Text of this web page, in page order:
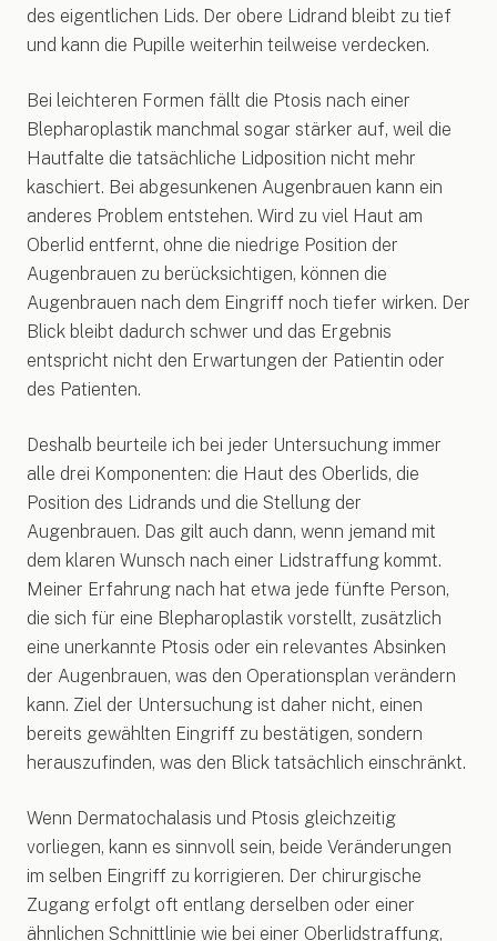
des eigentlichen Lids. Der obere Lidrand bleibt zu tief
und kann die Pupille weiterhin teilweise verdecken.
Bei leichteren Formen fällt die Ptosis nach einer
Blepharoplastik manchmal sogar stärker auf, weil die
Hautfalte die tatsächliche Lidposition nicht mehr
kaschiert. Bei abgesunkenen Augenbrauen kann ein
anderes Problem entstehen. Wird zu viel Haut am
Oberlid entfernt, ohne die niedrige Position der
Augenbrauen zu berücksichtigen, können die
Augenbrauen nach dem Eingriff noch tiefer wirken. Der
Blick bleibt dadurch schwer und das Ergebnis
entspricht nicht den Erwartungen der Patientin oder
des Patienten.
Deshalb beurteile ich bei jeder Untersuchung immer
alle drei Komponenten: die Haut des Oberlids, die
Position des Lidrands und die Stellung der
Augenbrauen. Das gilt auch dann, wenn jemand mit
dem klaren Wunsch nach einer Lidstraffung kommt.
Meiner Erfahrung nach hat etwa jede fünfte Person,
die sich für eine Blepharoplastik vorstellt, zusätzlich
eine unerkannte Ptosis oder ein relevantes Absinken
der Augenbrauen, was den Operationsplan verändern
kann. Ziel der Untersuchung ist daher nicht, einen
bereits gewählten Eingriff zu bestätigen, sondern
herauszufinden, was den Blick tatsächlich einschränkt.
Wenn Dermatochalasis und Ptosis gleichzeitig
vorliegen, kann es sinnvoll sein, beide Veränderungen
im selben Eingriff zu korrigieren. Der chirurgische
Zugang erfolgt oft entlang derselben oder einer
ähnlichen Schnittlinie wie bei einer Oberlidstraffung,